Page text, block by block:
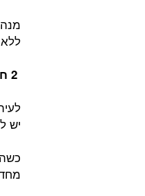
2 חיבור המנהלים הבכירים לשטח:
יש